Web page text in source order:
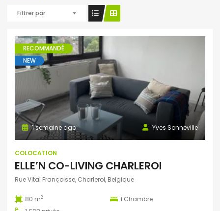
Filtrer par
RECOMMANDÉ
NEW
Yves Sonneville
1 semaine ago
COLOCATION
ELLE’N CO-LIVING CHARLEROI
Rue Vital Françoisse, Charleroi, Belgique
80 m2 1 Chambre